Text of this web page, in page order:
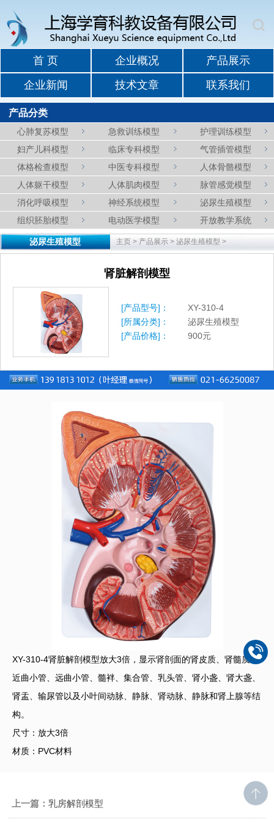
首 页 企业概况 产品展示
企业新闻 技术文章 联系我们
产品分类
心肺复苏模型 急救训练模型
护理训练模型
妇产儿科模型
临床专科模型
气管插管模型
体格检查模型
中医专科模型
人体骨骼模型
人体躯干模型
人体肌肉模型
脉管感觉模型
消化呼吸模型
神经系统模型
泌尿生殖模型
组织胚胎模型
电动医学模型 开放教学系统
泌尿生殖模型 主页 > 产品展示 > 泌尿生殖模型 >
肾脏解剖模型
[产品型号]：
XY-310-4
[所属分类]：
泌尿生殖模型
[产品价格]：
900元
XY-310-4肾脏解剖模型放大3倍，显示肾剖面的肾皮质、肾髓质、
近曲小管、远曲小管、髓袢、集合管、乳头管、肾小盏、肾大盏、
肾盂、输尿管以及小叶间动脉、静脉、肾动脉、静脉和肾上腺等结
构。
尺寸：放大3倍
材质：PVC材料
上一篇： 乳房解剖模型